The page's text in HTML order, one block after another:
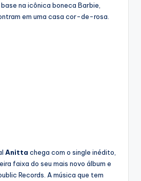
na icônica boneca Barbie,
em uma casa cor-de-rosa.
Anitta chega com o single inédito,
faixa do seu mais novo álbum e
Records. A música que tem